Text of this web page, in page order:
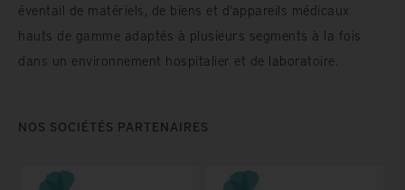
éventail de matériels, de biens et d'appareils médicaux
hauts de gamme adaptés à plusieurs segments à la fois
dans un environnement hospitalier et de laboratoire.
NOS SOCIÉTÉS PARTENAIRES